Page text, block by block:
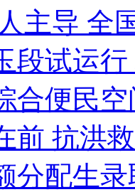
主导 全
段试运
合便民
前 抗洪
分配生